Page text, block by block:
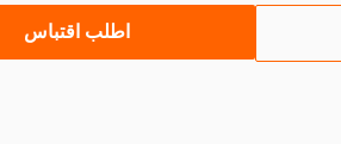
اطلب اقتباس